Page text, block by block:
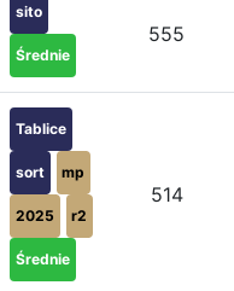
sito
Średnie
555
Tablice
sort mp
2025 r2
Średnie
514